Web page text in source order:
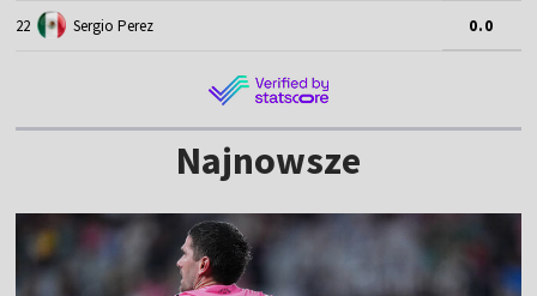
22 Sergio Perez 0.0
Najnowsze